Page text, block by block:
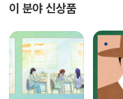
이 소설은 이쯤에서 멈추겠지 싶
고, 내려가고 또 내려간다. 깊고
발 이 정도에서 멈추었으면 좋겠
감내하며 더 깊이 침잠한다. 이렇
이 분야 신상품